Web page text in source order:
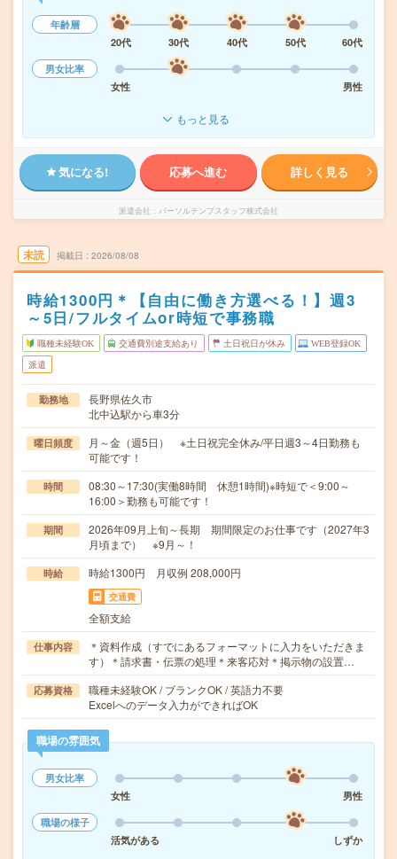
年齢層
20代
30代 40代 50代
60代
男女比率
女性
男性
もっと見る
気になる! 応募へ進む 詳しく見る
派遣会社 パーソルテンプスタッフ株式会社
未読 掲載日 2026/08/08
時給1300円＊【自由に働き方選べる！】週3
～5日/フルタイムor時短で事務職
職種未経験OK 交通費別途支給あり 土日祝日が休み WEB登録OK
派遣
勤務地
長野県佐久市
北中込駅から車3分
曜日頻度
月～金（週5日） ※土日祝完全休み/平日週3～4日勤務も
可能です！
時間
08:30～17:30(実働8時間 休憩1時間)※時短で＜9:00～
16:00＞勤務も可能です！
期間
2026年09月上旬～長期 期間限定のお仕事です（2027年3
月頃まで） ※9月～！
時給 時給1300円 月収例 208,000円
交通費
全額支給
仕事内容
＊資料作成（すでにあるフォーマットに入力をいただきま
す）＊請求書・伝票の処理＊来客応対＊掲示物の設置…
応募資格
職種未経験OK / ブランクOK / 英語力不要
Excelへのデータ入力ができればOK
職場の雰囲気
男女比率
女性
男性
職場の様子
活気がある
しずか